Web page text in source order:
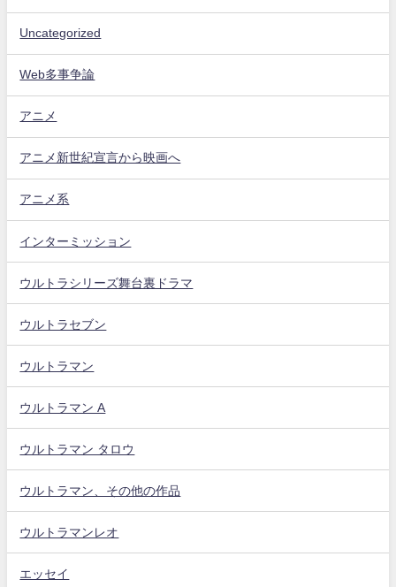
Uncategorized
Web多事争論
アニメ
アニメ新世紀宣言から映画へ
アニメ系
インターミッション
ウルトラシリーズ舞台裏ドラマ
ウルトラセブン
ウルトラマン
ウルトラマン A
ウルトラマン タロウ
ウルトラマン、その他の作品
ウルトラマンレオ
エッセイ